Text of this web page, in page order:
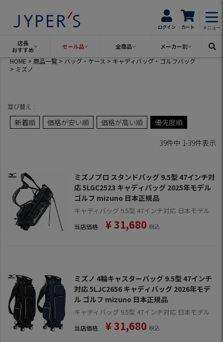
ログイン カート メニュー
店長
おすすめ
セール品 全商品 メーカー別
HOME 商品一覧 バッグ・ケース
キャディバッグ・ゴルフバッグ
ミズノ
並び替え
新着順 価格が安い順 価格が高い順 優先度順
39件中 1-39件表示
ミズノプロ スタンドバッグ 9.5型 47インチ対
応 5LGC2523 キャディバッグ 2025年モデル
ゴルフ mizuno 日本正規品
キャディバッグ 9.5型 47インチ対応 日本モデル
当店価格 ¥31,680 税込
ミズノ 4輪キャスターバッグ 9.5型 47インチ
対応 5LJC2656 キャディバッグ 2026年モデ
ル ゴルフ mizuno 日本正規品
キャディバッグ 9.5型 47インチ対応 日本モデル
当店価格 ¥31,680 税込